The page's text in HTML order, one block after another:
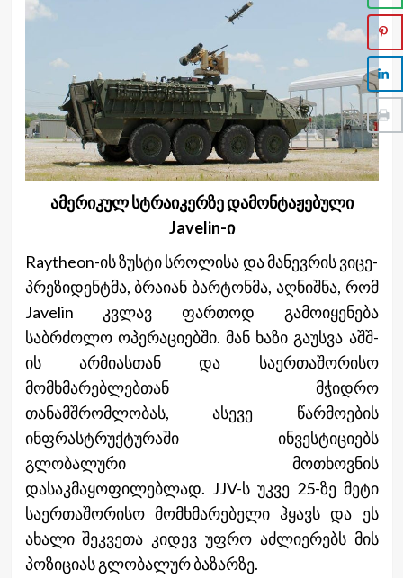
ამერიკულ სტრაიკერზე დამონტაჟებული
Javelin-ი
Raytheon-ის ზუსტი სროლისა და მანევრის ვიცე-
პრეზიდენტმა, ბრაიან ბარტონმა, აღნიშნა, რომ
Javelin კვლავ ფართოდ გამოიყენება
საბრძოლო ოპერაციებში. მან ხაზი გაუსვა აშშ-
ის არმიასთან და საერთაშორისო
მომხმარებლებთან მჭიდრო
თანამშრომლობას, ასევე წარმოების
ინფრასტრუქტურაში ინვესტიციებს
გლობალური მოთხოვნის
დასაკმაყოფილებლად. JJV-ს უკვე 25-ზე მეტი
საერთაშორისო მომხმარებელი ჰყავს და ეს
ახალი შეკვეთა კიდევ უფრო აძლიერებს მის
პოზიციას გლობალურ ბაზარზე.